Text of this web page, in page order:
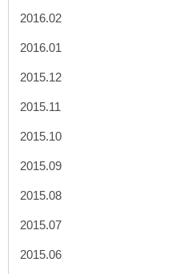
2016.02
2016.01
2015.12
2015.11
2015.10
2015.09
2015.08
2015.07
2015.06